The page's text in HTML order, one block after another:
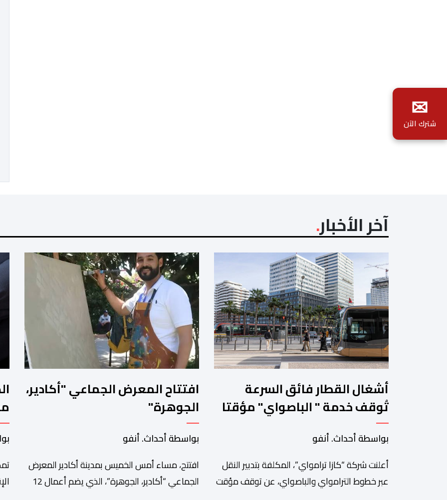
آخر الأخبار
أشغال القطار فائق السرعة
تُوقف خدمة " الباصواي" مؤقتا
في محطتين بالبيضاء
بواسطة أحداث. أنفو
أعلنت شركة “كازا ترامواي”، المكلفة بتدبير النقل
عبر خطوط الترامواي والباصواي، عن توقف مؤقت
افتتاح المعرض الجماعي "أكادير،
الجوهرة"
بواسطة أحداث. أنفو
افتتح، مساء أمس الخميس بمدينة أكادير المعرض
الجماعي “أكادير، الجوهرة”، الذي يضم أعمال 12
✉
شترك الآن